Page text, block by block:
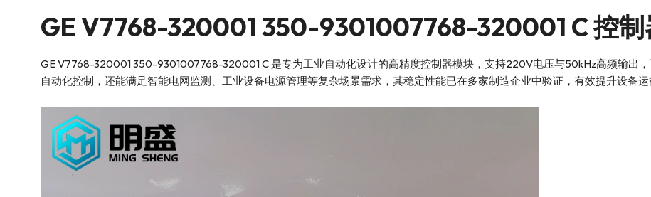
GE V7768-320001 350-9301007768-320001 C 控制
GE V7768-320001 350-9301007768-320001 C 是专为工业自动化设计的高精度控制器模块，支持220V电压与50kHz高频输出
自动化控制，还能满足智能电网监测、工业设备电源管理等复杂场景需求，其稳定性能已在多家制造企业中验证，有效提升设备运